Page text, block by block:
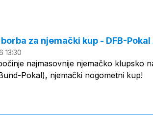
za njemački kup - DFB-
13:30
najmasovnije njemačko klupsko
Pokal), njemački nogometni kup!